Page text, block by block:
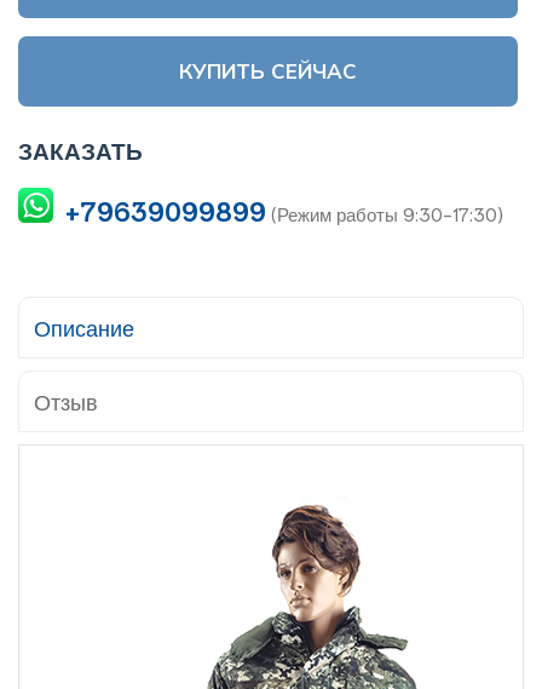
КУПИТЬ СЕЙЧАС
ЗАКАЗАТЬ
+79639099899 (Режим работы 9:30-17:30)
Описание
Отзыв